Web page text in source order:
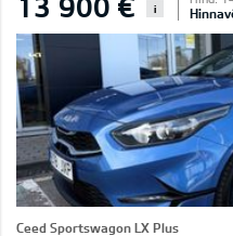
i
Ceed Sportswagon LX Plus